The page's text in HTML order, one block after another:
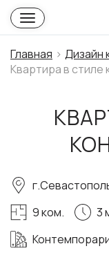
Главная
Дизайн
Квартира в
9 ком.
3